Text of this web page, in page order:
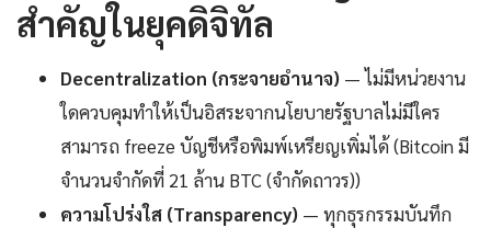
สำคัญในยุคดิจิทัล
Decentralization (กระจายอำนาจ) — ไม่มีหน่วยงาน
ใดควบคุมทำให้เป็นอิสระจากนโยบายรัฐบาลไม่มีใคร
สามารถ freeze บัญชีหรือพิมพ์เหรียญเพิ่มได้ (Bitcoin มี
จำนวนจำกัดที่ 21 ล้าน BTC (จำกัดถาวร))
ความโปร่งใส (Transparency) — ทุกธุรกรรมบันทึก